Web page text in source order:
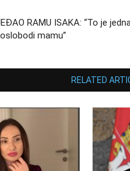
RAMU ISAKA: “To je
mamu”
RELATED